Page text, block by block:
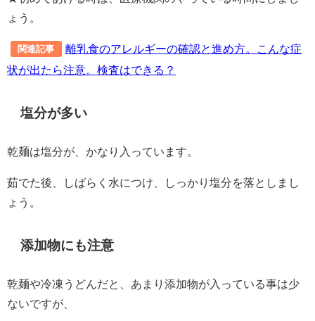
ょう。
関連記事
離乳食のアレルギーの確認と進め方。こんな症
状が出たら注意。検査はできる？
塩分が多い
乾麺は塩分が、かなり入っています。
茹でた後、しばらく水につけ、しっかり塩分を落としまし
ょう。
添加物にも注意
乾麺や冷凍うどんだと、あまり添加物が入っている事は少
ないですが、